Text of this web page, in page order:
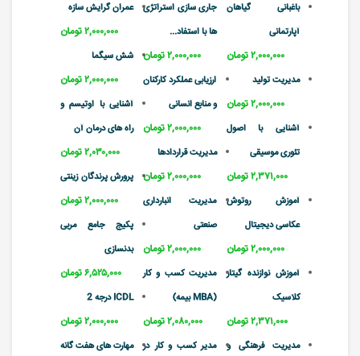
باغبانی گیاهان
آپارتمانی
۲,۰۰۰,۰۰۰ تومان
مدیریت تولید
۲,۰۰۰,۰۰۰ تومان
آشنایی با اصول
تئوری موسیقی
۲,۳۷۱,۰۰۰ تومان
آموزش روتوش
عکاسی دیجیتال
۲,۰۰۰,۰۰۰ تومان
آموزش نوازنده گیتار
کلاسیک
۲,۳۷۱,۰۰۰ تومان
مدیریت فرهنگی و
جاری سازی استراتژی
ها با استفاد...
۲,۰۰۰,۰۰۰ تومان
ارزیابی عملکرد کارکنان
و منابع انسانی
۲,۰۰۰,۰۰۰ تومان
مدیریت قراردادها
۲,۰۰۰,۰۰۰ تومان
مدیریت انبارداری
صنعتی
۲,۰۰۰,۰۰۰ تومان
مدیریت کسب و کار
(MBA بیمه)
۲,۰۸۰,۰۰۰ تومان
مدیر کسب و کار در
عمران گرایش سازه
۲,۰۰۰,۰۰۰ تومان
شش سیگما
۲,۰۰۰,۰۰۰ تومان
آشنایی با اوتیسم و
راه های درمان آن
۲,۰۳۰,۰۰۰ تومان
پرورش پرندگان زینتی
۲,۰۰۰,۰۰۰ تومان
پکیج جامع مربی
بدنسازی
۶,۵۲۵,۰۰۰ تومان
ICDL درجه 2
۲,۰۰۰,۰۰۰ تومان
مهارت های هفت گانه